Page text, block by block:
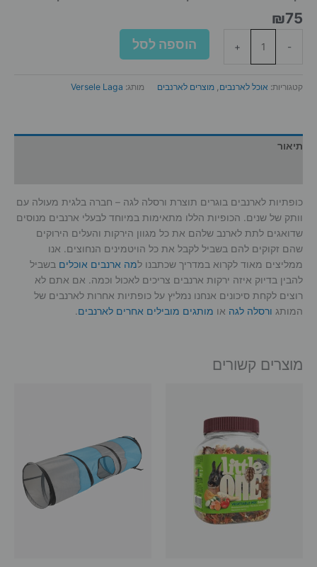
₪75
-
כופתיות
לארנבים
-
קוני
טופ
פלוס
-
5
ק"ג
+ הוספה לסל
קטגוריות: אוכל לארנבים מוצרים לארנבים מותג: Versele Laga
תיאור
כופתיות לארנבים בוגרים תוצרת ורסלה לגה – חברה בלגית מעולה עם
וותק של שנים. הכופיות הללו מתאימות במיוחד לבעלי ארנבים מנוסים
שדואגים לתת לארנב שלהם את כל מגוון הירקות והעלים הירוקים
שהם זקוקים להם בשביל לקבל את כל הויטמינים הנחוצים. אנו
ממליצים מאוד לקרוא במדריך שכתבנו למה ארנבים אוכלים בשביל
להבין בדיוק איזה ירקות ארנבים צריכים לאכול וכמה. אם אתם לא
רוצים לקחת סיכונים אנחנו נמליץ על כופתיות אחרות לארנבים של
המותג ורסלה לגה או מותגים מובילים אחרים לארנבים.
מוצרים קשורים